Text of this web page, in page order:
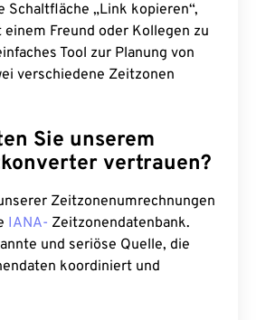
Schaltfläche „Link kopieren“,
Freund oder Kollegen zu
Tool zur Planung von
verschiedene Zeitzonen
Sie unserem
vertrauen?
Zeitzonenumrechnungen
IANA- Zeitzonendatenbank.
und seriöse Quelle, die
koordiniert und